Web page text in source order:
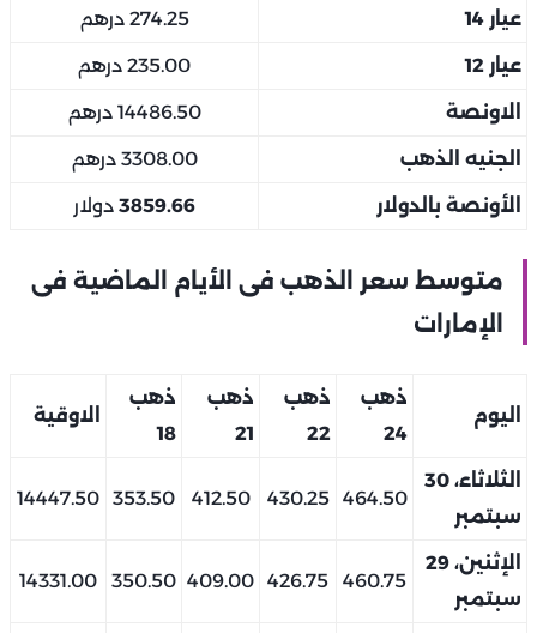
عيار 14 274.25 درهم
عيار 12 235.00 درهم
الاونصة 14486.50 درهم
الجنيه الذهب 3308.00 درهم
الأونصة بالدولار 3859.66 دولار
متوسط سعر الذهب فى الأيام الماضية فى
الإمارات
اليوم
ذهب
24
ذهب
22
ذهب
21
ذهب
18
الاوقية
الثلاثاء، 30
سبتمبر
464.50
430.25
412.50
353.50
14447.50
الإثنين، 29
سبتمبر
460.75
426.75
409.00
350.50
14331.00